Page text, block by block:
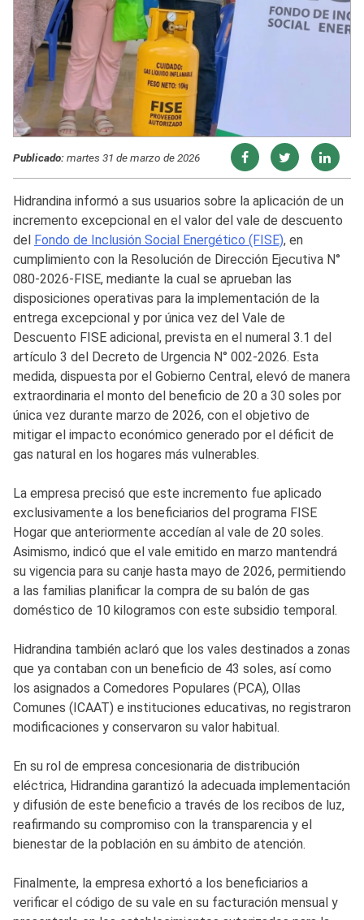
Publicado:martes 31 de marzo de 2026
Hidrandina informó a sus usuarios sobre la aplicación de un
incremento excepcional en el valor del vale de descuento
del Fondo de Inclusión Social Energético (FISE), en
cumplimiento con la Resolución de Dirección Ejecutiva N°
080-2026-FISE, mediante la cual se aprueban las
disposiciones operativas para la implementación de la
entrega excepcional y por única vez del Vale de
Descuento FISE adicional, prevista en el numeral 3.1 del
artículo 3 del Decreto de Urgencia N° 002-2026. Esta
medida, dispuesta por el Gobierno Central, elevó de manera
extraordinaria el monto del beneficio de 20 a 30 soles por
única vez durante marzo de 2026, con el objetivo de
mitigar el impacto económico generado por el déficit de
gas natural en los hogares más vulnerables.
La empresa precisó que este incremento fue aplicado
exclusivamente a los beneficiarios del programa FISE
Hogar que anteriormente accedían al vale de 20 soles.
Asimismo, indicó que el vale emitido en marzo mantendrá
su vigencia para su canje hasta mayo de 2026, permitiendo
a las familias planificar la compra de su balón de gas
doméstico de 10 kilogramos con este subsidio temporal.
Hidrandina también aclaró que los vales destinados a zonas
que ya contaban con un beneficio de 43 soles, así como
los asignados a Comedores Populares (PCA), Ollas
Comunes (ICAAT) e instituciones educativas, no registraron
modificaciones y conservaron su valor habitual.
En su rol de empresa concesionaria de distribución
eléctrica, Hidrandina garantizó la adecuada implementación
y difusión de este beneficio a través de los recibos de luz,
reafirmando su compromiso con la transparencia y el
bienestar de la población en su ámbito de atención.
Finalmente, la empresa exhortó a los beneficiarios a
verificar el código de su vale en su facturación mensual y